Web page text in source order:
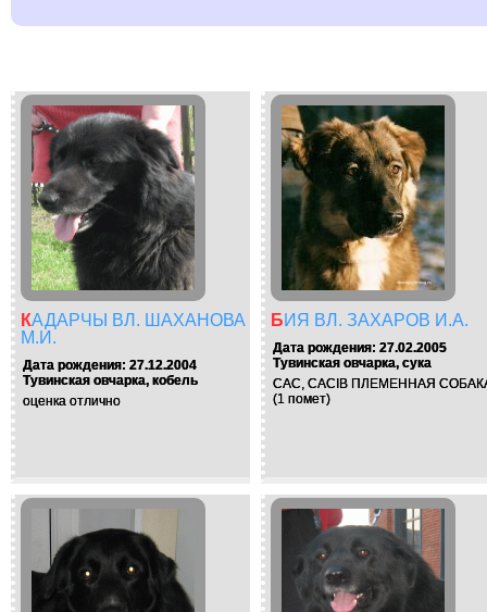
КАДАРЧЫ ВЛ. ШАХАНОВА
М.И.
Дата рождения: 27.12.2004
Тувинская овчарка, кобель
оценка отлично
БИЯ ВЛ. ЗАХАРОВ И.А.
Дата рождения: 27.02.2005
Тувинская овчарка, сука
CAC, CACIB ПЛЕМЕННАЯ
(1 помет)